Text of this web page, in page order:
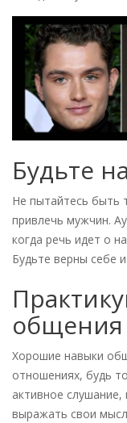
Будьте
Не пытайтесь быть
привлечь мужчин.
когда речь идет о
Будьте верны себе
общения
Хорошие навыки
отношениях, будь
активное
выражать свои